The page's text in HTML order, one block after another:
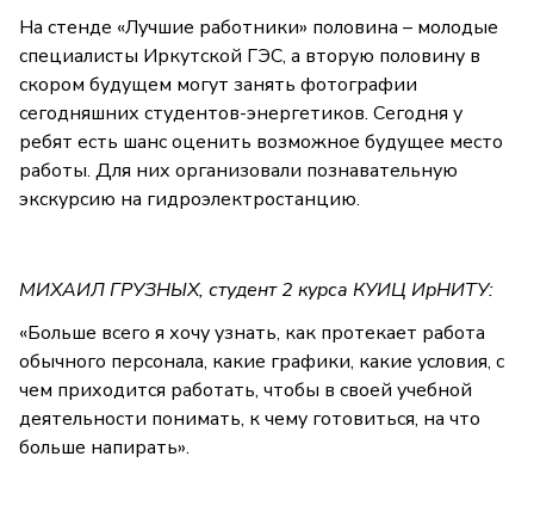
На стенде «Лучшие работники» половина – молодые
специалисты Иркутской ГЭС, а вторую половину в
скором будущем могут занять фотографии
сегодняшних студентов-энергетиков. Сегодня у
ребят есть шанс оценить возможное будущее место
работы. Для них организовали познавательную
экскурсию на гидроэлектростанцию.
МИХАИЛ ГРУЗНЫХ, студент 2 курса КУИЦ ИрНИТУ:
«Больше всего я хочу узнать, как протекает работа
обычного персонала, какие графики, какие условия, с
чем приходится работать, чтобы в своей учебной
деятельности понимать, к чему готовиться, на что
больше напирать».